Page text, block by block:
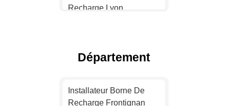
Recharge Lyon
Recharge Nice
Département
Installateur Borne De
Recharge Frontignan